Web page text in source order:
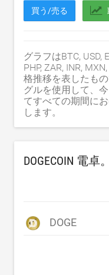
買う/売る
グラフはBTC, USD,
PHP, ZAR, INR,
格推移を表したも
グルを使用して、
てすべての期間に
します。
DOGECOIN 電卓
DOGE